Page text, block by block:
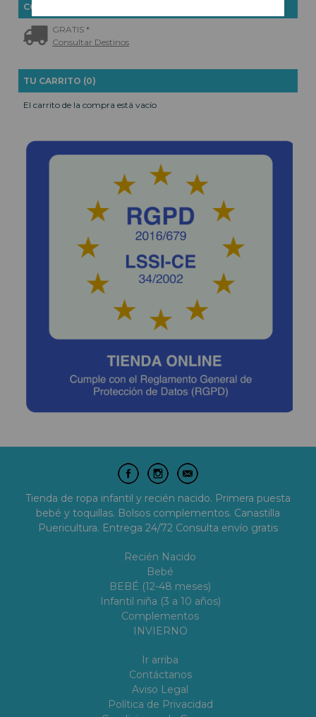
COSTES DE ENVÍO
GRATIS *
Consultar Destinos
TU CARRITO (0)
El carrito de la compra está vacío
Tienda de ropa infantil y recién nacido. Primera puesta
bebé y toquillas. Bolsos complementos. Canastilla
Puericultura. Entrega 24/72 Consulta envío gratis
Recién Nacido
Bebé
BEBÉ (12-48 meses)
Infantil niña (3 a 10 años)
Complementos
INVIERNO
Ir arriba
Contáctanos
Aviso Legal
Política de Privacidad